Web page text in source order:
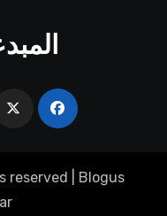
reserved Blogus